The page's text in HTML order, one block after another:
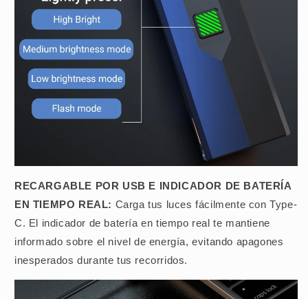
RECARGABLE POR USB E INDICADOR DE BATERÍA
EN TIEMPO REAL: Carga tus luces fácilmente con Type-
C. El indicador de batería en tiempo real te mantiene
informado sobre el nivel de energía, evitando apagones
inesperados durante tus recorridos.